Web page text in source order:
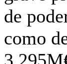
de
como